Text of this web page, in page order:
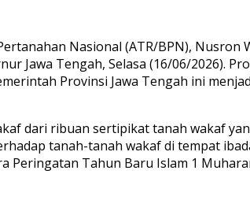
Nasional (ATR/BPN),
Jawa Tengah, Selasa (16/06/2026).
Provinsi Jawa Tengah ini
dari ribuan sertipikat tanah wakaf
tanah-tanah wakaf di tempat
Tahun Baru Islam 1